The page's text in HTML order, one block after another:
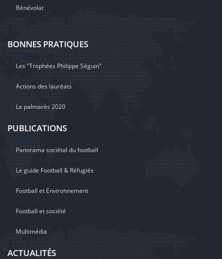
Bénévolat
BONNES PRATIQUES
Les "Trophées Philippe Séguin"
Actions des lauréats
Le palmarès 2020
PUBLICATIONS
Panorama sociétal du football
Le guide Football & Réfugiés
Football et Environnement
Football et société
Multimédia
ACTUALITÉS